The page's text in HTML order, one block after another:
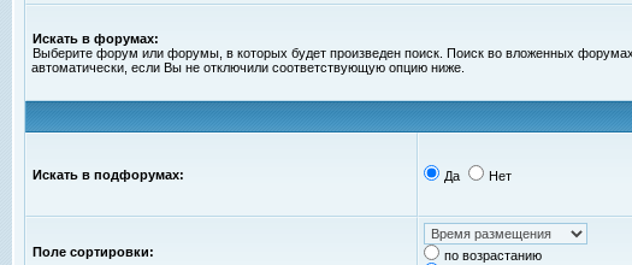
Искать в форумах:
Выберите форум или форумы, в которых будет произведен поиск. Поиск во вложенных
автоматически, если Вы не отключили соответствующую опцию ниже.
Искать в подфорумах: Да Нет
Поле сортировки:
по возрастанию